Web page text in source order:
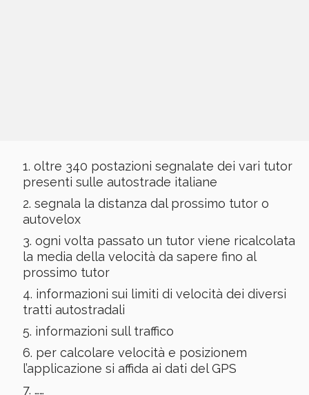
oltre 340 postazioni segnalate dei vari tutor
presenti sulle autostrade italiane
segnala la distanza dal prossimo tutor o
autovelox
ogni volta passato un tutor viene ricalcolata
la media della velocità da sapere fino al
prossimo tutor
informazioni sui limiti di velocità dei diversi
tratti autostradali
informazioni sull traffico
per calcolare velocità e posizionem
l’applicazione si affida ai dati del GPS
……